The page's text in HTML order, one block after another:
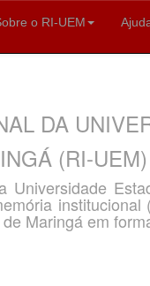
o RI-UEM
DA
(RI-UEM)
Universidade
Maringá em